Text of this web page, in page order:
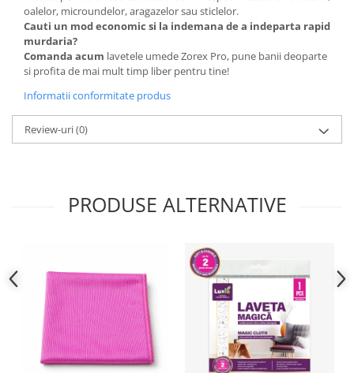
oalelor, microundelor, aragazelor sau sticlelor.
Cauti un mod economic si la indemana de a indeparta rapid
murdaria?
Comanda acum lavetele umede Zorex Pro, pune banii deoparte
si profita de mai mult timp liber pentru tine!
Informatii conformitate produs
Review-uri(0)
PRODUSE ALTERNATIVE